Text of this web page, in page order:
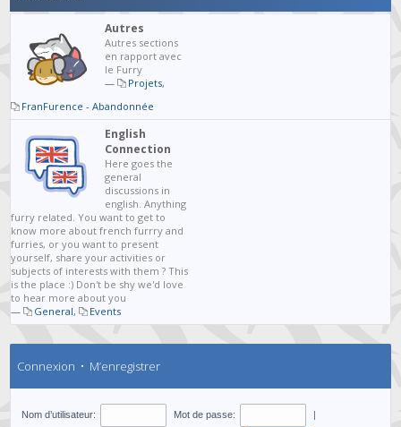
Autres
Autres sections
en rapport avec
le Furry
—
Projets,
FranFurence - Abandonnée
English
Connection
Here goes the
general
discussions in
english. Anything
furry related. You want to get to
know more about french furrry and
furries, or you want to present
yourself, share your activities or
subjects of interests with them ? This
is the place :) Don't be shy we'd love
to hear more about you
—
General, Events
Connexion • M’enregistrer
Nom d’utilisateur: Mot de passe: |